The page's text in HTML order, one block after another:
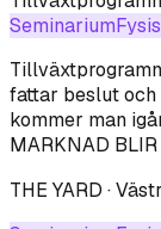
Seminarium
fattar beslut
kommer man
MARKNAD
THE YARD ·